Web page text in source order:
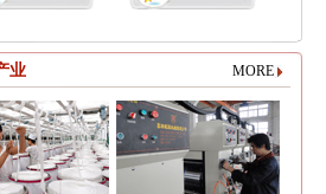
业 MORE